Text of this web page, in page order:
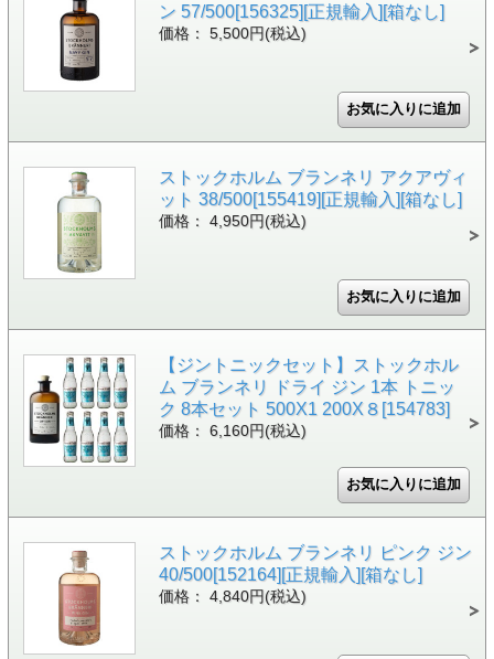
ン 57/500[156325][正規輸入][箱なし]
価格： 5,500円(税込)
ストックホルム ブランネリ アクアヴィ
ット 38/500[155419][正規輸入][箱なし]
価格： 4,950円(税込)
【ジントニックセット】ストックホル
ム ブランネリ ドライ ジン 1本 トニッ
ク 8本セット 500X1 200X８[154783]
価格： 6,160円(税込)
ストックホルム ブランネリ ピンク ジン
40/500[152164][正規輸入][箱なし]
価格： 4,840円(税込)